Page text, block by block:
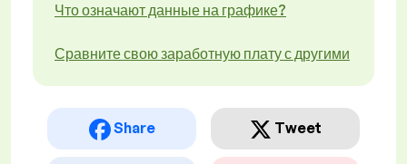
Что означают данные на графике?
Сравните свою заработную плату с другими
Share Tweet